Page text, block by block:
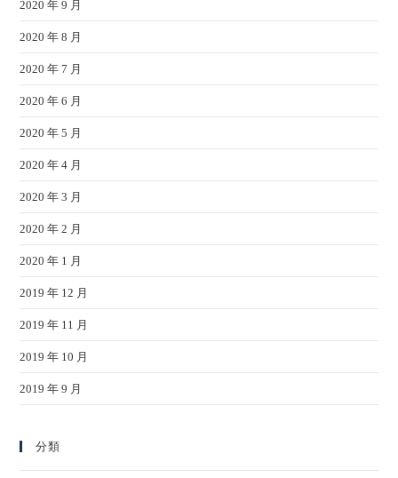
2020 年 9 月
2020 年 8 月
2020 年 7 月
2020 年 6 月
2020 年 5 月
2020 年 4 月
2020 年 3 月
2020 年 2 月
2020 年 1 月
2019 年 12 月
2019 年 11 月
2019 年 10 月
2019 年 9 月
分類